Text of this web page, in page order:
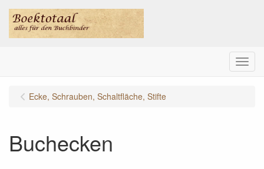
Menu
Ecke, Schrauben, Schaltfläche, Stifte
Buchecken